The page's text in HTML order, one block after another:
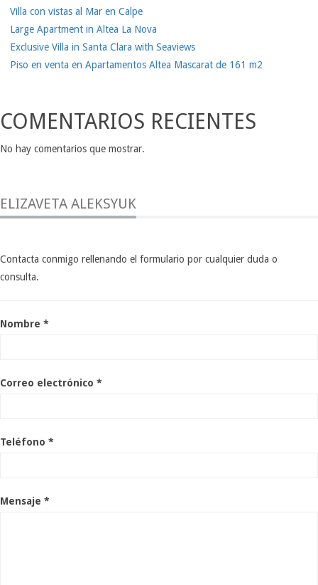
Villa con vistas al Mar en Calpe
Large Apartment in Altea La Nova
Exclusive Villa in Santa Clara with Seaviews
Piso en venta en Apartamentos Altea Mascarat de 161 m2
COMENTARIOS RECIENTES
No hay comentarios que mostrar.
ELIZAVETA ALEKSYUK
Contacta conmigo rellenando el formulario por cualquier duda o
consulta.
Nombre *
Correo electrónico *
Teléfono *
Mensaje *